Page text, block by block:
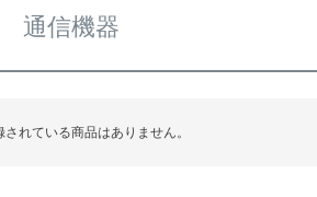
通信機器
されている商品はありません。